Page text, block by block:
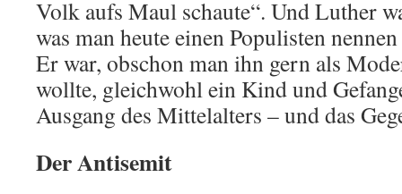
Volk aufs Maul schaute“. Und Luther
was man heute einen Populisten
Er war, obschon man ihn gern als
wollte, gleichwohl ein Kind und
Ausgang des Mittelalters – und das
Der Antisemit